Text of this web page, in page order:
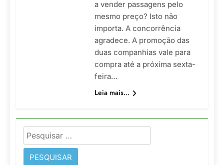
a vender passagens pelo
mesmo preço? Isto não
importa. A concorrência
agradece. A promoção das
duas companhias vale para
compra até a próxima sexta-
feira…
Leia mais...
Pesquisar
por: